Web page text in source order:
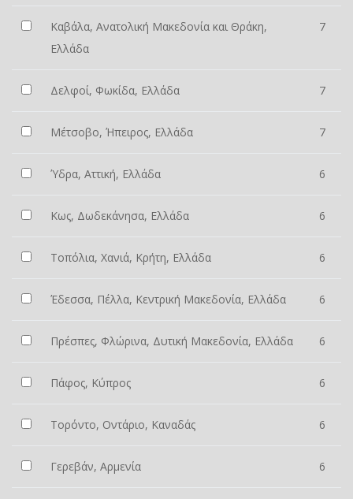
Καβάλα, Ανατολική Μακεδονία και Θράκη,
Ελλάδα
7
Δελφοί, Φωκίδα, Ελλάδα 7
Μέτσοβο, Ήπειρος, Ελλάδα 7
Ύδρα, Αττική, Ελλάδα 6
Κως, Δωδεκάνησα, Ελλάδα 6
Τοπόλια, Χανιά, Κρήτη, Ελλάδα 6
Έδεσσα, Πέλλα, Κεντρική Μακεδονία, Ελλάδα 6
Πρέσπες, Φλώρινα, Δυτική Μακεδονία, Ελλάδα 6
Πάφος, Κύπρος 6
Τορόντο, Οντάριο, Καναδάς 6
Γερεβάν, Αρμενία 6